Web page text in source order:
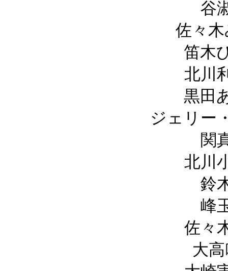
谷
佐々
笛木
北川
黒田
ジェリー
関
北川
鈴
峰
佐々
大